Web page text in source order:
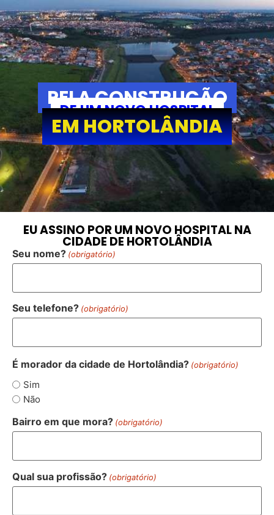
PELA CONSTRUÇÃO
DE UM NOVO HOSPITAL
EM HORTOLÂNDIA
EU ASSINO POR UM NOVO HOSPITAL NA
CIDADE DE HORTOLÂNDIA
Seu nome? (obrigatório)
Seu telefone? (obrigatório)
É morador da cidade de Hortolândia? (obrigatório)
Sim
Não
Bairro em que mora? (obrigatório)
Qual sua profissão? (obrigatório)